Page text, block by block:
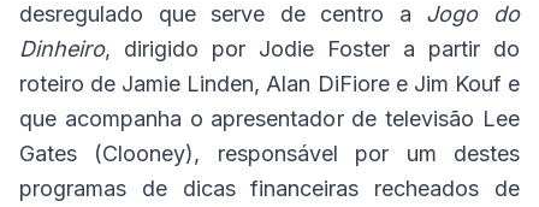
desregulado que serve de centro a Jogo do
Dinheiro, dirigido por Jodie Foster a partir do
roteiro de Jamie Linden, Alan DiFiore e Jim Kouf e
que acompanha o apresentador de televisão Lee
Gates (Clooney), responsável por um destes
programas de dicas financeiras recheados de